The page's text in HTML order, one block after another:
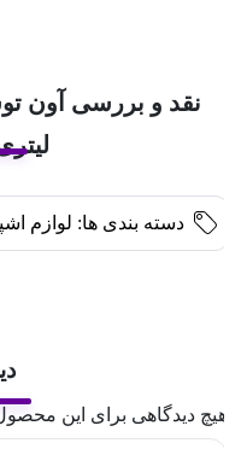
لیتری
دسته بندی ها: لوازم
دیدگاهی برای این محصول